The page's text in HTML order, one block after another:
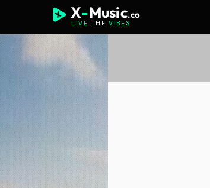
X-Music.co
LIVE THE VIBES